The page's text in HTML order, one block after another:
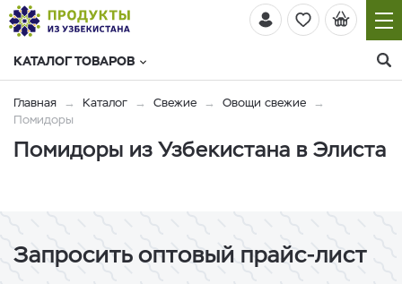
КАТАЛОГ ТОВАРОВ
Главная Каталог Свежие
Овощи свежие
Помидоры
Помидоры из Узбекистана в Элиста
Запросить оптовый прайс-лист